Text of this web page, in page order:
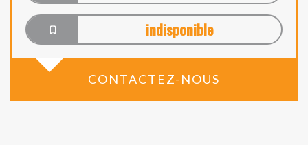
indisponible
CONTACTEZ-NOUS